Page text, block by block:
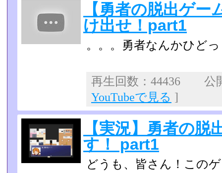
【勇者の脱出ゲ
け出せ！part1
。。。勇者なんかひど
再生回数：44436 公
YouTubeで見る ]
【実況】勇者の
す！ part1
どうも、皆さん！この